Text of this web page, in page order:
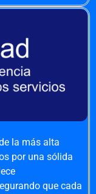
la más alta
por una sólida
que cada